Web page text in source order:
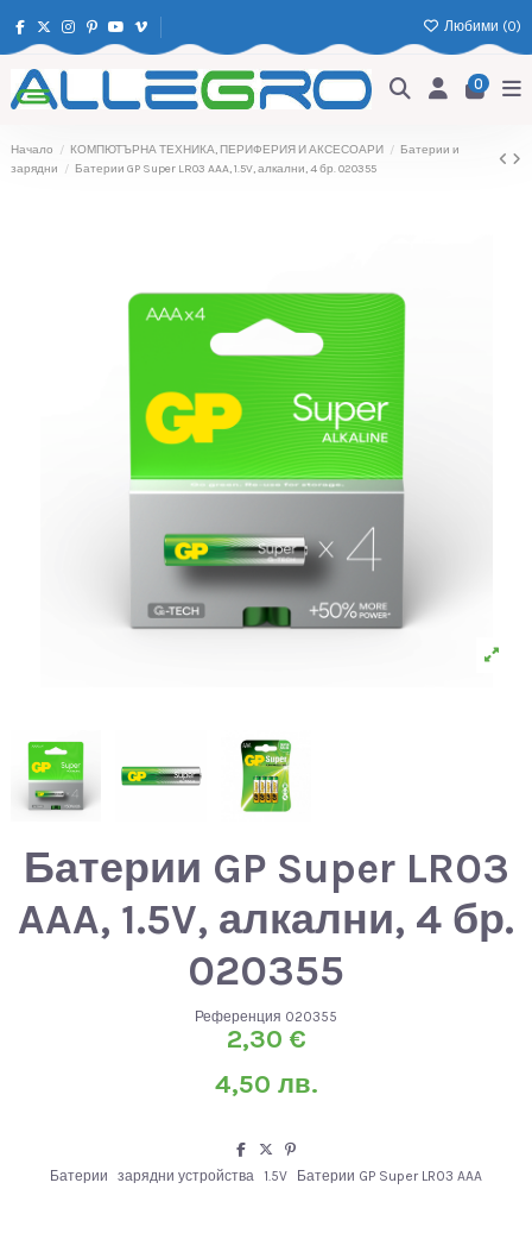
Любими (0)
0
Начало КОМПЮТЪРНА ТЕХНИКА, ПЕРИФЕРИЯ И АКСЕСОАРИ
Батерии и
зарядни
Батерии GP Super LR03 AAA, 1.5V, алкални, 4 бр. 020355
Батерии GP Super LR03
AAA, 1.5V, алкални, 4 бр.
020355
Референция 020355
2,30 €
4,50 лв.
Батерии зарядни устройства 1.5V Батерии GP Super LR03 AAA